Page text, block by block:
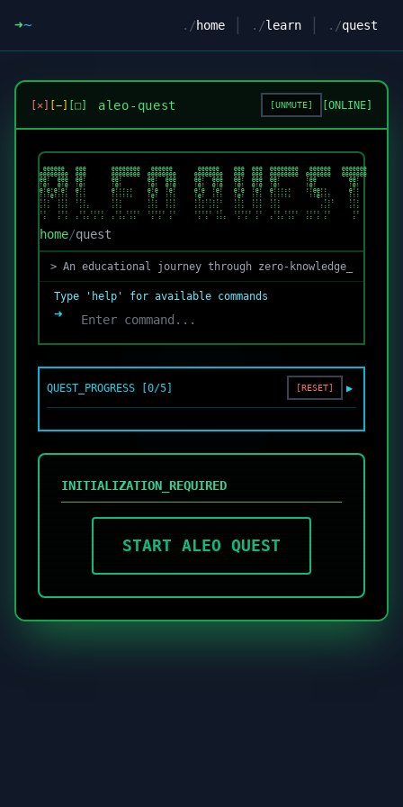
➜~ ./home ./learn ./quest
[✕] [−] [□] aleo-quest [UNMUTE] [ONLINE]
@@@@@@   @@@       @@@@@@@@   @@@@@@       @@@@@@    @@@  @@@  @@@@@@@@   @@@@@@   @@@@@@@
@@@@@@@@  @@@       @@@@@@@@  @@@@@@@@     @@@@@@@@   @@@  @@@  @@@@@@@@  @@@@@@@   @@@@@@@
@@!  @@@  @@!       @@!       @@!  @@@     @@!  @@@   @@!  @@@  @@!       !@@         @@!
!@!  @!@  !@!       !@!       !@!  @!@     !@!  @!@   !@!  @!@  !@!       !@!         !@!
@!@!@!@!  @!!       @!!!:!    @!@  !@!     @!@  !@!   @!@  !@!  @!!!:!    !!@@!!      @!!
!!!@!!!!  !!!       !!!!!:    !@!  !!!     !@!  !!!   !@!  !!!  !!!!!:     !!@!!!     !!!
!!:  !!!  !!:       !!:       !!:  !!!     !!:!!:!:   !!:  !!!  !!:            !:!    !!:
:!:  !:!   :!:      :!:       :!:  !:!     :!: :!:    :!:  !:!  :!:           !:!     :!:
::   :::   :: ::::   :: ::::  ::::: ::     ::::: :!   ::::: ::   :: ::::  :::: ::      ::
:   : :  : :: : :  : :: ::    : :  :       : :  :::   : :  :   : :: ::   :: : :       :
home/quest
> An educational journey through zero-knowledge_
Type 'help' for available commands
➜
QUEST_PROGRESS [0/5] [RESET] ▶
INITIALIZATION_REQUIRED
START ALEO QUEST